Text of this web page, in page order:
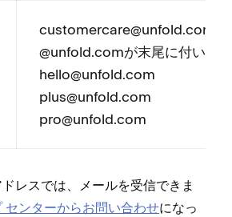
customercare@unfold⁠.com
@unfold⁠.comが末尾に付いた
hello@unfold⁠.com
plus@unfold⁠.com
pro@unfold⁠.com
レスでは⁠、メ⁠ールを受信できま
センタ⁠ーからお問い合わせにな⁠っ